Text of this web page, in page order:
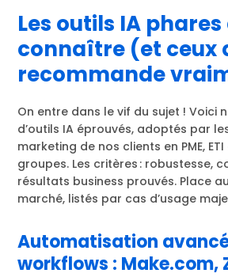
Les outils IA phares
connaître (et ceux
recommande
On entre dans le vif du sujet ! Voici
d’outils IA éprouvés, adoptés par
marketing de nos clients en PME,
groupes. Les critères : robustesse,
résultats business prouvés. Place
marché, listés par cas d’usage
Automatisation
workflows : Make.com,